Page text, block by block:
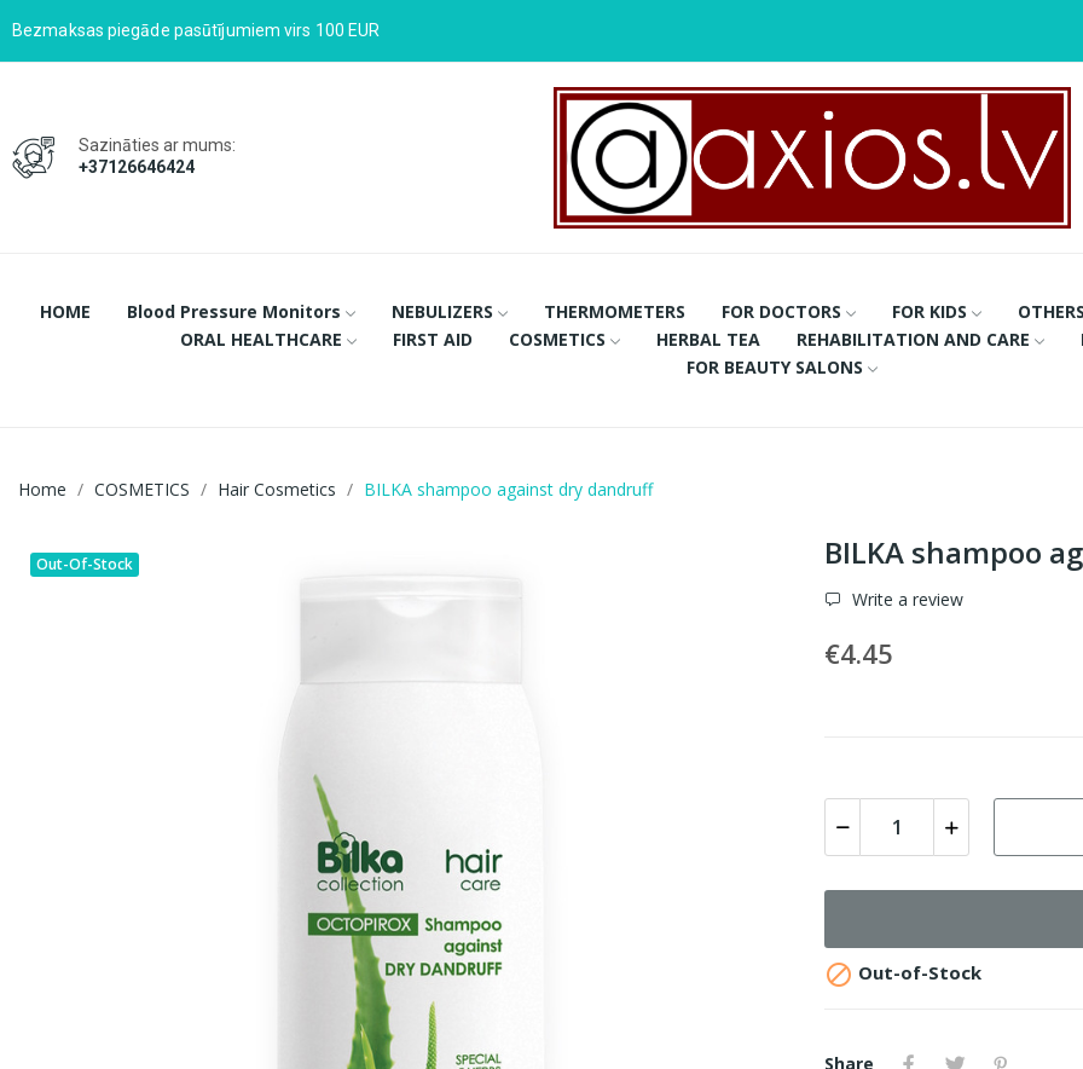
Bezmaksas piegāde pasūtījumiem virs 100 EUR
Sazināties ar mums:
+37126646424
HOME Blood Pressure Monitors NEBULIZERS THERMOMETERS FOR DOCTORS FOR KIDS
ORAL HEALTHCARE
FIRST AID COSMETICS HERBAL TEA REHABILITATION AND CARE
FOR BEAUTY SALONS
Home COSMETICS Hair Cosmetics BILKA shampoo against dry dandruff
Out-Of-Stock BILKA shampoo
Write a review
€4.45
 Out-of-Stock
Share